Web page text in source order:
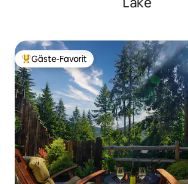
Beliebter Gäste-Favorit.
Gäste-Favorit